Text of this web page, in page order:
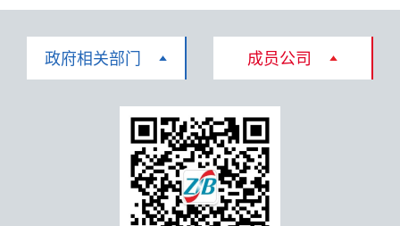
政府相关部门 成员公司